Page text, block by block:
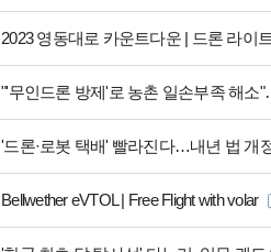
2023 영동대로 카운트다운 | 드론 라이
"'무인드론 방제'로 농촌 일손부족 해소
'드론·로봇 택배' 빨라진다…내년 법 개
Bellwether eVTOL | Free Flight with volar